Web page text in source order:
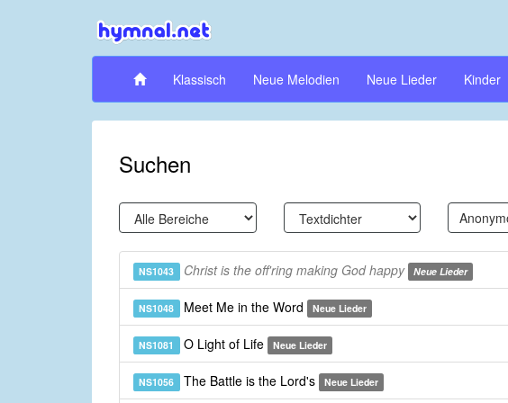
Klassisch Neue Melodien Neue Lieder Kinder
Suchen
NS1043 Christ is the off'ring making God happy Neue Lieder
NS1048 Meet Me in the Word Neue Lieder
NS1081 O Light of Life Neue Lieder
NS1056 The Battle is the Lord's Neue Lieder